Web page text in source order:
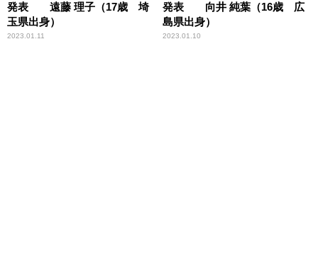
発表 遠藤 理子（17歳 埼
玉県出身）
2023.01.11
発表 向井 純葉（16歳 広
島県出身）
2023.01.10